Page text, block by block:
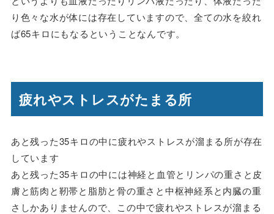
り色々な水が体には存在していますので、全ての水を絞れ
ば65キロにもなるということなんです。
疲れやストレスがたまる所
あと残った35キロの中に疲れやストレスが溜まる所が存在
しています
あと残った35キロの中には神経と血管とリンパの重さと皮
膚と筋肉と靭帯と脂肪と骨の重さと中枢神経系と内臓の重
さしかありませんので、この中で疲れやストレスが溜まる